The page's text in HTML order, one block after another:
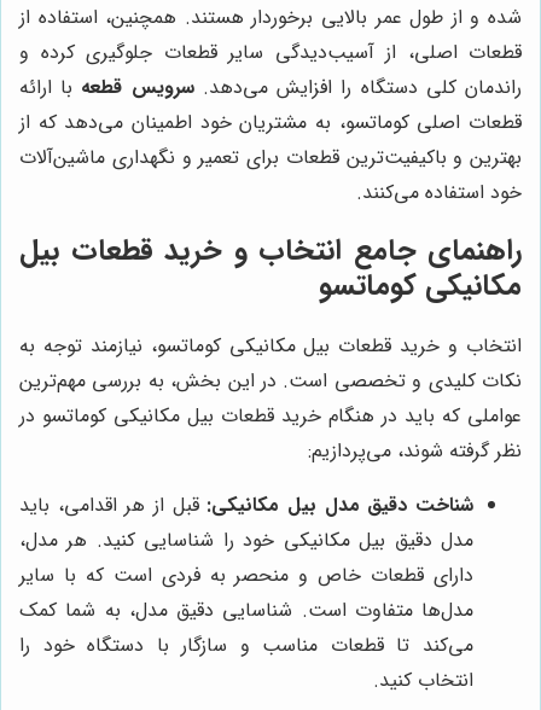
شده و از طول عمر بالایی برخوردار هستند. همچنین، استفاده از
قطعات اصلی، از آسیب‌دیدگی سایر قطعات جلوگیری کرده و
راندمان کلی دستگاه را افزایش می‌دهد.سرویس قطعه با ارائه
قطعات اصلی کوماتسو، به مشتریان خود اطمینان می‌دهد که از
بهترین و باکیفیت‌ترین قطعات برای تعمیر و نگهداری ماشین‌آلات
خود استفاده می‌کنند.
راهنمای جامع انتخاب و خرید قطعات بیل
مکانیکی کوماتسو
انتخاب و خرید قطعات بیل مکانیکی کوماتسو، نیازمند توجه به
نکات کلیدی و تخصصی است. در این بخش، به بررسی مهم‌ترین
عواملی که باید در هنگام خرید قطعات بیل مکانیکی کوماتسو در
نظر گرفته شوند، می‌پردازیم:
شناخت دقیق مدل بیل مکانیکی: قبل از هر اقدامی، باید
مدل دقیق بیل مکانیکی خود را شناسایی کنید. هر مدل،
دارای قطعات خاص و منحصر به فردی است که با سایر
مدل‌ها متفاوت است. شناسایی دقیق مدل، به شما کمک
می‌کند تا قطعات مناسب و سازگار با دستگاه خود را
انتخاب کنید.